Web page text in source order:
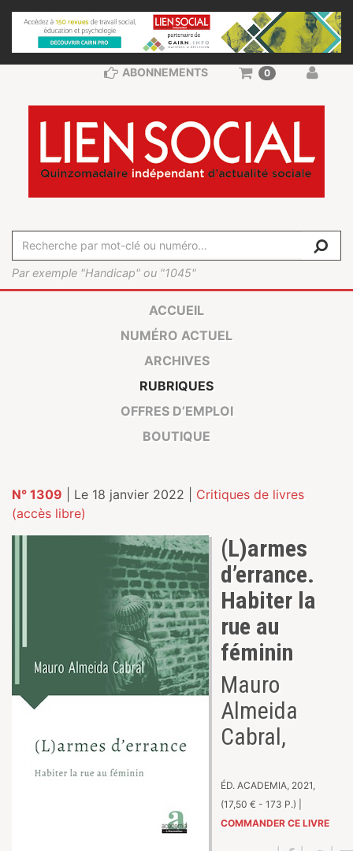
Par exemple "Handicap" ou "1045"
ABONNEMENTS 0
ACCUEIL
NUMÉRO ACTUEL
ARCHIVES
RUBRIQUES
OFFRES D’EMPLOI
BOUTIQUE
N° 1309 | Le 18 janvier 2022 | Critiques de livres
(accès libre)
(L)armes
d’errance.
Habiter la
rue au
féminin
Mauro
Almeida
Cabral,
ÉD. ACADEMIA, 2021,
(17,50 € - 173 P.) |
COMMANDER CE LIVRE